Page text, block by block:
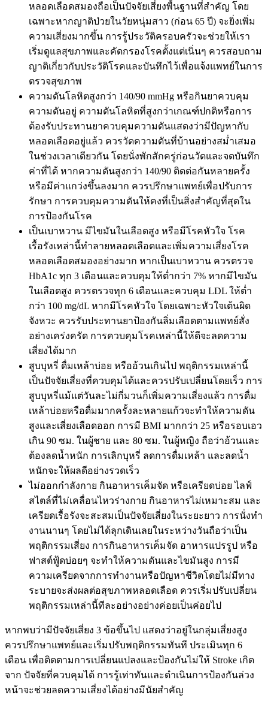
หลอดเลือดสมองถือเป็นปัจจัยเสี่ยงพื้นฐานที่สำคัญ โดย
เฉพาะหากญาติป่วยในวัยหนุ่มสาว (ก่อน 65 ปี) จะยิ่งเพิ่ม
ความเสี่ยงมากขึ้น การรู้ประวัติครอบครัวจะช่วยให้เรา
เริ่มดูแลสุขภาพและคัดกรองโรคตั้งแต่เนิ่นๆ ควรสอบถาม
ญาติเกี่ยวกับประวัติโรคและบันทึกไว้เพื่อแจ้งแพทย์ในการ
ตรวจสุขภาพ
ความดันโลหิตสูงกว่า 140/90 mmHg หรือกินยาควบคุม
ความดันอยู่ ความดันโลหิตที่สูงกว่าเกณฑ์ปกติหรือการ
ต้องรับประทานยาควบคุมความดันแสดงว่ามีปัญหากับ
หลอดเลือดอยู่แล้ว ควรวัดความดันที่บ้านอย่างสม่ำเสมอ
ในช่วงเวลาเดียวกัน โดยนั่งพักสักครู่ก่อนวัดและจดบันทึก
ค่าที่ได้ หากความดันสูงกว่า 140/90 ติดต่อกันหลายครั้ง
หรือมีค่าแกว่งขึ้นลงมาก ควรปรึกษาแพทย์เพื่อปรับการ
รักษา การควบคุมความดันให้คงที่เป็นสิ่งสำคัญที่สุดใน
การป้องกันโรค
เป็นเบาหวาน มีไขมันในเลือดสูง หรือมีโรคหัวใจ โรค
เรื้อรังเหล่านี้ทำลายหลอดเลือดและเพิ่มความเสี่ยงโรค
หลอดเลือดสมองอย่างมาก หากเป็นเบาหวาน ควรตรวจ
HbA1c ทุก 3 เดือนและควบคุมให้ต่ำกว่า 7% หากมีไขมัน
ในเลือดสูง ควรตรวจทุก 6 เดือนและควบคุม LDL ให้ต่ำ
กว่า 100 mg/dL หากมีโรคหัวใจ โดยเฉพาะหัวใจเต้นผิด
จังหวะ ควรรับประทานยาป้องกันลิ่มเลือดตามแพทย์สั่ง
อย่างเคร่งครัด การควบคุมโรคเหล่านี้ให้ดีจะลดความ
เสี่ยงได้มาก
สูบบุหรี่ ดื่มเหล้าบ่อย หรืออ้วนเกินไป พฤติกรรมเหล่านี้
เป็นปัจจัยเสี่ยงที่ควบคุมได้และควรปรับเปลี่ยนโดยเร็ว การ
สูบบุหรี่แม้แต่วันละไม่กี่มวนก็เพิ่มความเสี่ยงแล้ว การดื่ม
เหล้าบ่อยหรือดื่มมากครั้งละหลายแก้วจะทำให้ความดัน
สูงและเสี่ยงเลือดออก การมี BMI มากกว่า 25 หรือรอบเอว
เกิน 90 ซม. ในผู้ชาย และ 80 ซม. ในผู้หญิง ถือว่าอ้วนและ
ต้องลดน้ำหนัก การเลิกบุหรี่ ลดการดื่มเหล้า และลดน้ำ
หนักจะให้ผลดีอย่างรวดเร็ว
ไม่ออกกำลังกาย กินอาหารเค็มจัด หรือเครียดบ่อย ไลฟ์
สไตล์ที่ไม่เคลื่อนไหวร่างกาย กินอาหารไม่เหมาะสม และ
เครียดเรื้อรังจะสะสมเป็นปัจจัยเสี่ยงในระยะยาว การนั่งทำ
งานนานๆ โดยไม่ได้ลุกเดินเลยในระหว่างวันถือว่าเป็น
พฤติกรรมเสี่ยง การกินอาหารเค็มจัด อาหารแปรรูป หรือ
ฟาสต์ฟู้ดบ่อยๆ จะทำให้ความดันและไขมันสูง การมี
ความเครียดจากการทำงานหรือปัญหาชีวิตโดยไม่มีทาง
ระบายจะส่งผลต่อสุขภาพหลอดเลือด ควรเริ่มปรับเปลี่ยน
พฤติกรรมเหล่านี้ทีละอย่างอย่างค่อยเป็นค่อยไป
หากพบว่ามีปัจจัยเสี่ยง 3 ข้อขึ้นไป แสดงว่าอยู่ในกลุ่มเสี่ยงสูง
ควรปรึกษาแพทย์และเริ่มปรับพฤติกรรมทันที ประเมินทุก 6
เดือน เพื่อติดตามการเปลี่ยนแปลงและป้องกันไม่ให้ Stroke เกิด
จาก ปัจจัยที่ควบคุมได้ การรู้เท่าทันและดำเนินการป้องกันล่วง
หน้าจะช่วยลดความเสี่ยงได้อย่างมีนัยสำคัญ